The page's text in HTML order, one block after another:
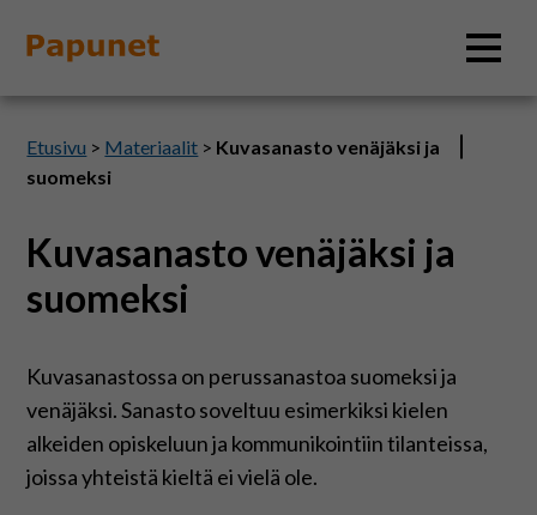
Tietoa
Materiaalit
Saavutettavuus
Etusivu > Materiaalit > Kuvasanasto venäjäksi ja
suomeksi
Kuvasanasto venäjäksi ja
suomeksi
Kuvasanastossa on perussanastoa suomeksi ja
venäjäksi. Sanasto soveltuu esimerkiksi kielen
alkeiden opiskeluun ja kommunikointiin tilanteissa,
joissa yhteistä kieltä ei vielä ole.